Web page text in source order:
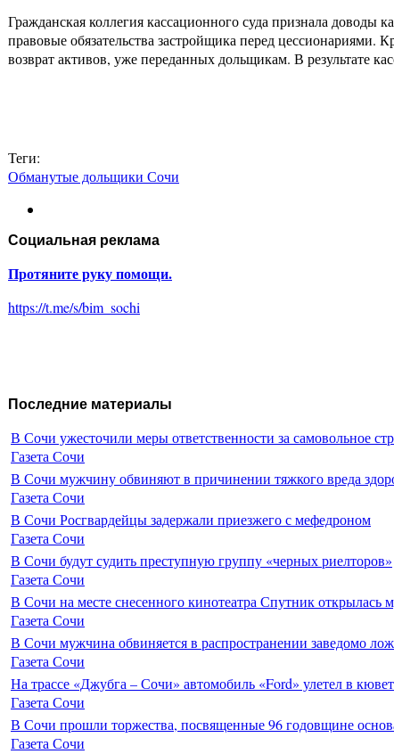
Гражданская коллегия кассационного суда признала доводы
правовые обязательства застройщика перед цессионариями.
возврат активов, уже переданных дольщикам. В результате
Теги:
Обманутые дольщики Сочи
Социальная реклама
Протяните руку помощи.
https://t.me/s/bim_sochi
Последние материалы
В Сочи ужесточили меры ответственности за самовольное
Газета Сочи
В Сочи мужчину обвиняют в причинении тяжкого вреда
Газета Сочи
В Сочи Росгвардейцы задержали приезжего с мефедроном
Газета Сочи
В Сочи будут судить преступную группу «черных риелторов»
Газета Сочи
В Сочи на месте снесенного кинотеатра Спутник открылась
Газета Сочи
В Сочи мужчина обвиняется в распространении заведомо
Газета Сочи
На трассе «Джубга – Сочи» автомобиль «Ford» улетел в кювет
Газета Сочи
В Сочи прошли торжества, посвященные 96 годовщине
Газета Сочи